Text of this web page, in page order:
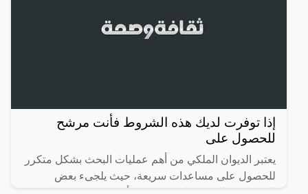
إذا توفرت لديك هذه الشروط فأنت مرشح
للحصول على
يعتبر الديوان الملكي من أهم عمليات البحث بشكل متكرر
للحصول على مساعدات سريعة، حيث يلجىء بعض